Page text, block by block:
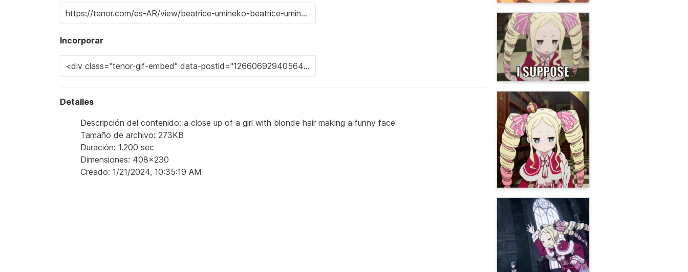
Incorporar
Detalles
Descripción del contenido: a close up of a girl with blonde hair making a funny face
Tamaño de archivo: 273KB
Duración: 1.200 sec
Dimensiones: 408x230
Creado: 1/21/2024, 10:35:19 AM